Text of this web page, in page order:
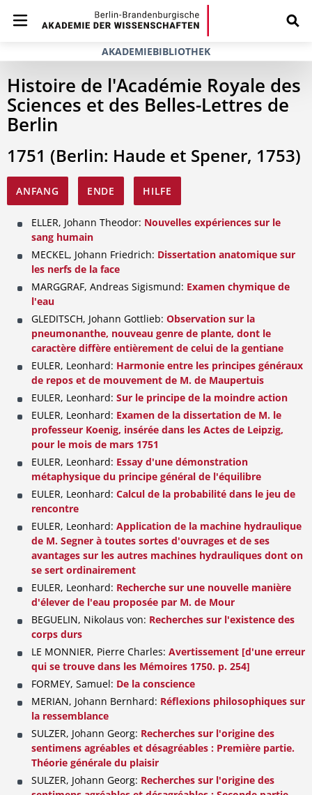
AKADEMIEBIBLIOTHEK
Histoire de l'Académie Royale des
Sciences et des Belles-Lettres de
Berlin
1751 (Berlin: Haude et Spener, 1753)
ANFANG ENDE HILFE
ELLER, Johann Theodor: Nouvelles expériences sur le
sang humain
MECKEL, Johann Friedrich: Dissertation anatomique sur
les nerfs de la face
MARGGRAF, Andreas Sigismund: Examen chymique de
l'eau
GLEDITSCH, Johann Gottlieb: Observation sur la
pneumonanthe, nouveau genre de plante, dont le
caractère diffère entièrement de celui de la gentiane
EULER, Leonhard: Harmonie entre les principes généraux
de repos et de mouvement de M. de Maupertuis
EULER, Leonhard: Sur le principe de la moindre action
EULER, Leonhard: Examen de la dissertation de M. le
professeur Koenig, insérée dans les Actes de Leipzig,
pour le mois de mars 1751
EULER, Leonhard: Essay d'une démonstration
métaphysique du principe général de l'équilibre
EULER, Leonhard: Calcul de la probabilité dans le jeu de
rencontre
EULER, Leonhard: Application de la machine hydraulique
de M. Segner à toutes sortes d'ouvrages et de ses
avantages sur les autres machines hydrauliques dont on
se sert ordinairement
EULER, Leonhard: Recherche sur une nouvelle manière
d'élever de l'eau proposée par M. de Mour
BEGUELIN, Nikolaus von: Recherches sur l'existence des
corps durs
LE MONNIER, Pierre Charles: Avertissement [d'une erreur
qui se trouve dans les Mémoires 1750. p. 254]
FORMEY, Samuel: De la conscience
MERIAN, Johann Bernhard: Réflexions philosophiques sur
la ressemblance
SULZER, Johann Georg: Recherches sur l'origine des
sentimens agréables et désagréables : Première partie.
Théorie générale du plaisir
SULZER, Johann Georg: Recherches sur l'origine des